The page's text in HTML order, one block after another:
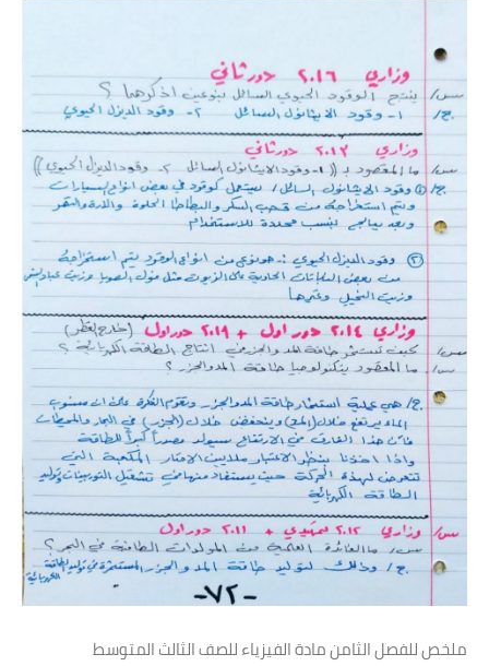
ملخص للفصل الثامن مادة الفيزياء للصف الثالث المتوسط